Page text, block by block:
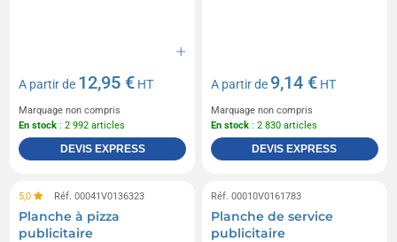
A partir de 12,95 € HT
Marquage non compris
En stock : 2 992 articles
DEVIS EXPRESS
A partir de 9,14 € HT
Marquage non compris
En stock : 2 830 articles
DEVIS EXPRESS
5,0 Réf. 00041V0136323
Planche à pizza
publicitaire
Réf. 00010V0161783
Planche de service
publicitaire